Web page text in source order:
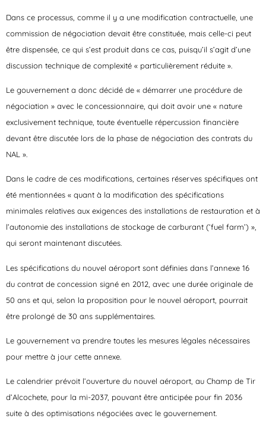
Dans ce processus, comme il y a une modification contractuelle, une
commission de négociation devait être constituée, mais celle-ci peut
être dispensée, ce qui s’est produit dans ce cas, puisqu’il s’agit d’une
discussion technique de complexité « particulièrement réduite ».
Le gouvernement a donc décidé de « démarrer une procédure de
négociation » avec le concessionnaire, qui doit avoir une « nature
exclusivement technique, toute éventuelle répercussion financière
devant être discutée lors de la phase de négociation des contrats du
NAL ».
Dans le cadre de ces modifications, certaines réserves spécifiques ont
été mentionnées « quant à la modification des spécifications
minimales relatives aux exigences des installations de restauration et à
l’autonomie des installations de stockage de carburant (‘fuel farm’) »,
qui seront maintenant discutées.
Les spécifications du nouvel aéroport sont définies dans l’annexe 16
du contrat de concession signé en 2012, avec une durée originale de
50 ans et qui, selon la proposition pour le nouvel aéroport, pourrait
être prolongé de 30 ans supplémentaires.
Le gouvernement va prendre toutes les mesures légales nécessaires
pour mettre à jour cette annexe.
Le calendrier prévoit l’ouverture du nouvel aéroport, au Champ de Tir
d’Alcochete, pour la mi-2037, pouvant être anticipée pour fin 2036
suite à des optimisations négociées avec le gouvernement.